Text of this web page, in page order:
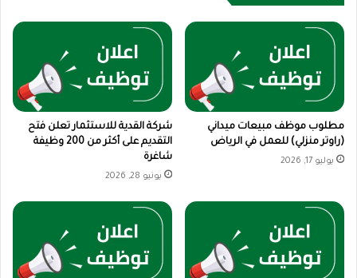
مطلوب موظف مبيعات ميداني
(راوتر منزلي) للعمل في الرياض
يوليو 17, 2026
شركة القدية للاستثمار تعلن فتح
التقديم على أكثر من 200 وظيفة
شاغرة
يونيو 28, 2026